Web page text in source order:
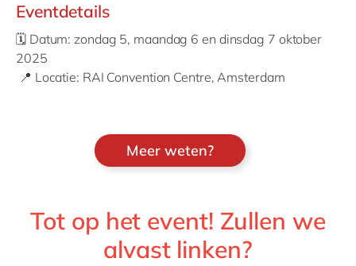
Eventdetails
🗓 Datum: zondag 5, maandag 6 en dinsdag 7 oktober
2025
📍 Locatie: RAI Convention Centre, Amsterdam
Meer weten?
Tot op het event! Zullen we
alvast linken?